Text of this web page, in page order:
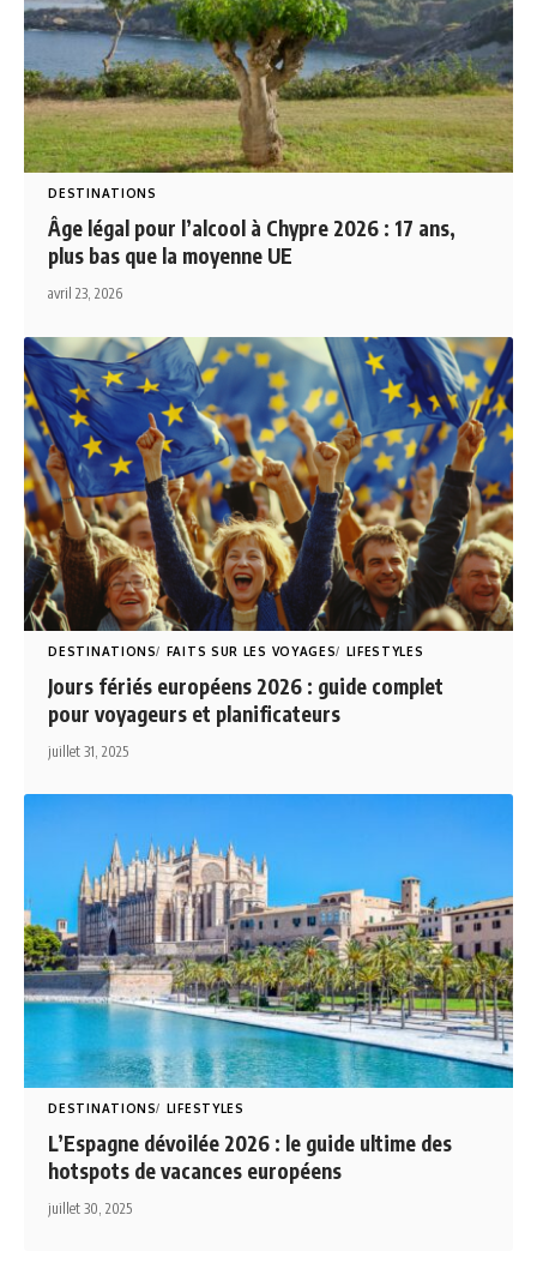
DESTINATIONS
Âge légal pour l’alcool à Chypre 2026 : 17 ans,
plus bas que la moyenne UE
avril 23, 2026
DESTINATIONS FAITS SUR LES VOYAGES LIFESTYLES
Jours fériés européens 2026 : guide complet
pour voyageurs et planificateurs
juillet 31, 2025
DESTINATIONS LIFESTYLES
L’Espagne dévoilée 2026 : le guide ultime des
hotspots de vacances européens
juillet 30, 2025